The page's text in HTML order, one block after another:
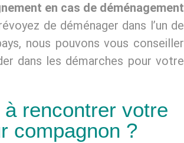
en cas de déménagement
de déménager dans l’un de
nous pouvons vous conseiller
dans les démarches pour votre
à rencontrer votre
compagnon ?